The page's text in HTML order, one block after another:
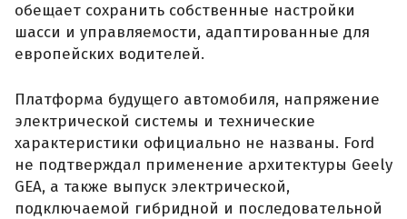
обещает сохранить собственные настройки
шасси и управляемости, адаптированные для
европейских водителей.
Платформа будущего автомобиля, напряжение
электрической системы и технические
характеристики официально не названы. Ford
не подтверждал применение архитектуры Geely
GEA, а также выпуск электрической,
подключаемой гибридной и последовательной